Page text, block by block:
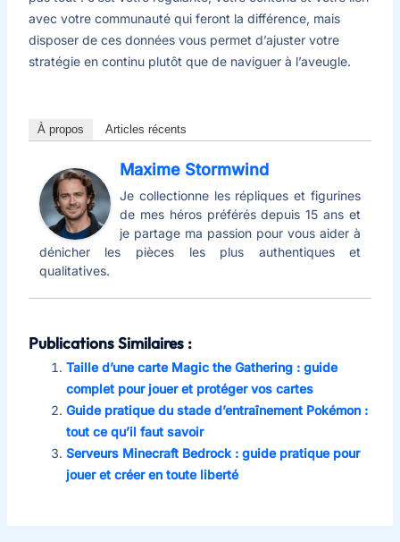
avec votre communauté qui feront la différence, mais
disposer de ces données vous permet d’ajuster votre
stratégie en continu plutôt que de naviguer à l’aveugle.
À propos Articles récents
Maxime Stormwind
Je collectionne les répliques et figurines
de mes héros préférés depuis 15 ans et
je partage ma passion pour vous aider à
dénicher les pièces les plus authentiques et
qualitatives.
Publications Similaires :
Taille d’une carte Magic the Gathering : guide
complet pour jouer et protéger vos cartes
Guide pratique du stade d’entraînement Pokémon :
tout ce qu’il faut savoir
Serveurs Minecraft Bedrock : guide pratique pour
jouer et créer en toute liberté